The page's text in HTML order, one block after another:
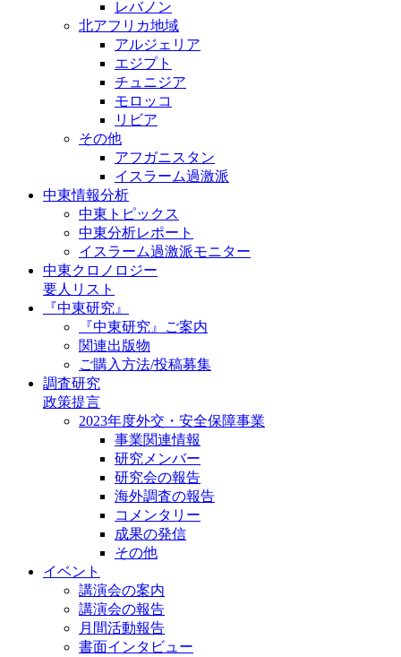
レバノン
北アフリカ地域
アルジェリア
エジプト
チュニジア
モロッコ
リビア
その他
アフガニスタン
イスラーム過激派
中東情報分析
中東トピックス
中東分析レポート
イスラーム過激派モニター
中東クロノロジー
要人リスト
『中東研究』
『中東研究』ご案内
関連出版物
ご購入方法/投稿募集
調査研究
政策提言
2023年度外交・安全保障事業
事業関連情報
研究メンバー
研究会の報告
海外調査の報告
コメンタリー
成果の発信
その他
イベント
講演会の案内
講演会の報告
月間活動報告
書面インタビュー